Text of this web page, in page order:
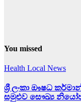
You missed
Health Local News
ශ්‍රී ලංකා ඖෂධ
සමුළුව සෞඛ්‍ය